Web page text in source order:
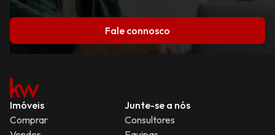
Fale connosco
Imóveis
Comprar
Junte-se a nós
Consultores